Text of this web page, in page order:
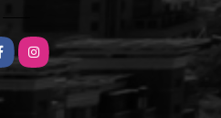
Instagram